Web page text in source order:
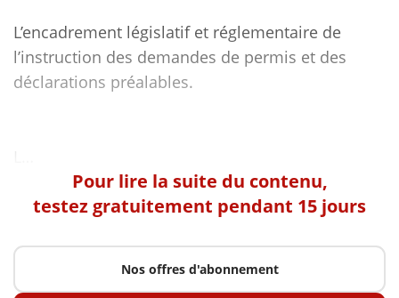
L’encadrement législatif et réglementaire de
l’instruction des demandes de permis et des
déclarations préalables.
Pour lire la suite du contenu,
testez gratuitement pendant 15 jours
Nos offres d'abonnement